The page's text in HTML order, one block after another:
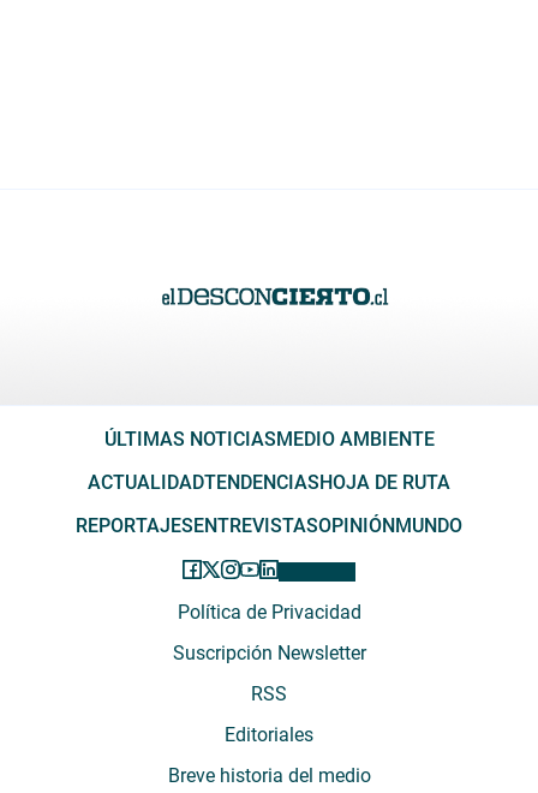
ÚLTIMAS NOTICIAS MEDIO AMBIENTE
ACTUALIDADTENDENCIAS HOJA DE RUTA
REPORTAJES ENTREVISTASOPINIÓN MUNDO
Política de Privacidad
Suscripción Newsletter
RSS
Editoriales
Breve historia del medio